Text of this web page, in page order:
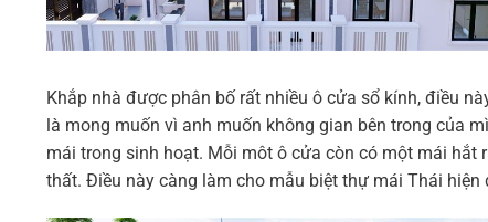
Khắp nhà được phân bố rất nhiều ô cửa sổ kính, điều
là mong muốn vì anh muốn không gian bên trong của
mái trong sinh hoạt. Mỗi môt ô cửa còn có một mái
thất. Điều này càng làm cho mẫu biệt thự mái Thái